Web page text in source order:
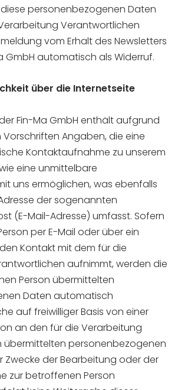
personenbezogenen Daten
Verantwortlichen
vom Erhalt des Newsletters
GmbH automatisch als Widerruf.
über die Internetseite
Fin-Ma GmbH enthält aufgrund
Angaben, die eine
Kontaktaufnahme zu unserem
eine unmittelbare
uns ermöglichen, was ebenfalls
der sogenannten
(E-Mail-Adresse) umfasst. Sofern
per E-Mail oder über ein
Kontakt mit dem für die
aufnimmt, werden die
Person übermittelten
Daten automatisch
auf freiwilliger Basis von einer
an den für die Verarbeitung
übermittelten personenbezogenen
Zwecke der Bearbeitung oder der
zur betroffenen Person